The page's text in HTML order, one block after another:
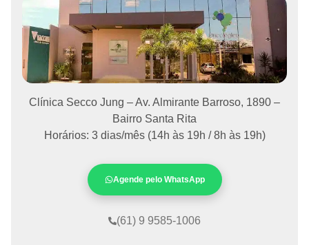
Clínica Secco Jung – Av. Almirante Barroso, 1890 –
Bairro Santa Rita
Horários: 3 dias/mês (14h às 19h / 8h às 19h)
Agende pelo WhatsApp
(61) 9 9585-1006